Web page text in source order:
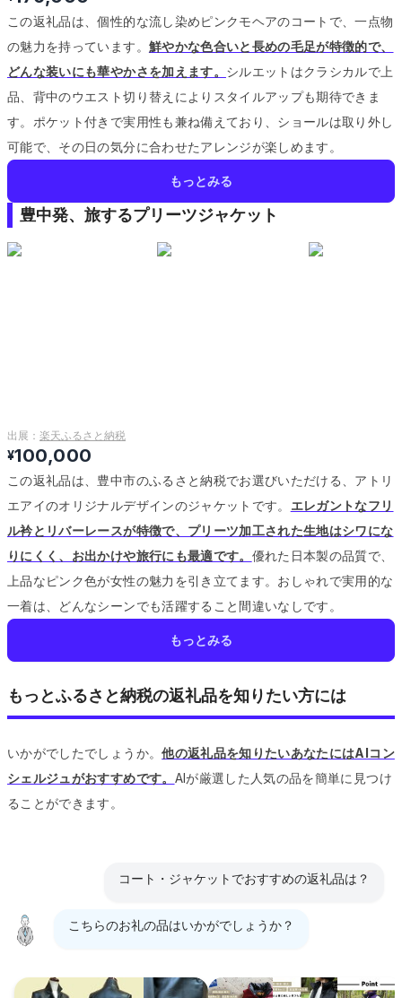
この返礼品は、個性的な流し染めピンクモヘアのコートで、一点物
の魅力を持っています。 鮮やかな色合いと長めの毛足が特徴的で、
どんな装いにも華やかさを加えます。 シルエットはクラシカルで上
品、背中のウエスト切り替えによりスタイルアップも期待できま
す。 ポケット付きで実用性も兼ね備えており、ショールは取り外し
可能で、その日の気分に合わせたアレンジが楽しめます。
もっとみる
豊中発、旅するプリーツジャケット
出展： 楽天ふるさと納税
¥100,000
この返礼品は、豊中市のふるさと納税でお選びいただける、アトリ
エアイのオリジナルデザインのジャケットです。 エレガントなフリ
ル衿とリバーレースが特徴で、プリーツ加工された生地はシワにな
りにくく、お出かけや旅行にも最適です。 優れた日本製の品質で、
上品なピンク色が女性の魅力を引き立てます。 おしゃれで実用的な
一着は、どんなシーンでも活躍すること間違いなしです。
もっとみる
もっとふるさと納税の返礼品を知りたい方には
いかがでしたでしょうか。他の返礼品を知りたいあなたにはAIコン
シェルジュがおすすめです。 AIが厳選した人気の品を簡単に見つけ
ることができます。
コート・ジャケットでおすすめの返礼品は？
こちらのお礼の品はいかがでしょうか？